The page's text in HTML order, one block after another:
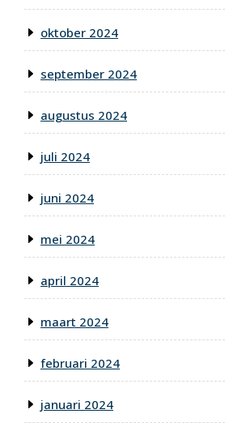
oktober 2024
september 2024
augustus 2024
juli 2024
juni 2024
mei 2024
april 2024
maart 2024
februari 2024
januari 2024